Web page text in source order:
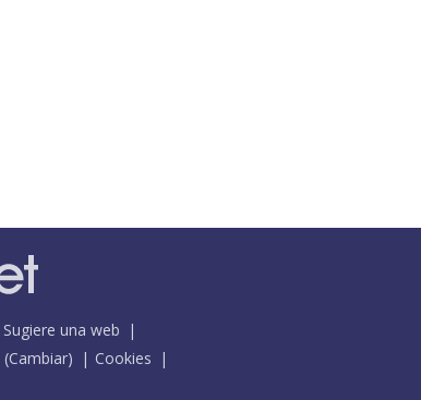
Sugiere una web
(Cambiar)
Cookies